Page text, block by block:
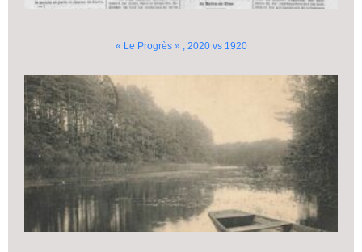
« Le Progrès » , 2020 vs 1920